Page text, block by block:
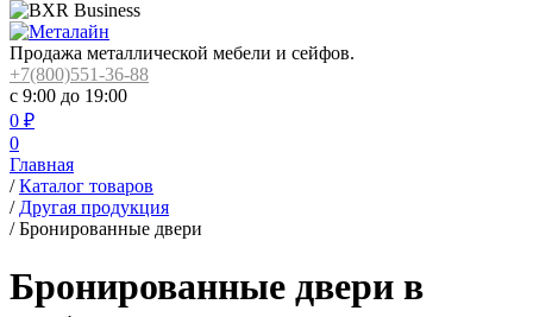
Продажа металлической мебели и сейфов.
+7(800)551-36-88
с 9:00 до 19:00
0 ₽
0
Главная
/ Каталог товаров
/ Другая продукция
/ Бронированные двери
Бронированные двери в